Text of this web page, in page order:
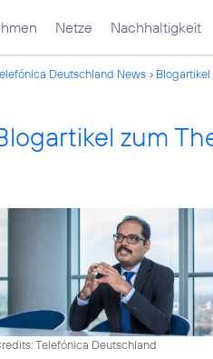
Netze Nachhaltigkeit
Deutschland News Blogartikel
zum
Telefónica Deutschland